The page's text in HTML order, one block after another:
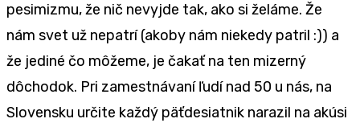
pesimizmu, že nič nevyjde tak, ako si želáme. Že
nám svet už nepatrí (akoby nám niekedy patril :)) a
že jediné čo môžeme, je čakať na ten mizerný
dôchodok. Pri zamestnávaní ľudí nad 50 u nás, na
Slovensku určite každý päťdesiatnik narazil na akúsi